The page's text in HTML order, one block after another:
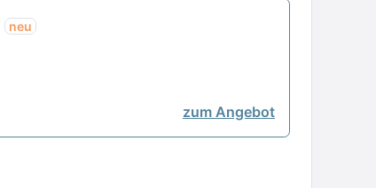
neu
zum Angebot